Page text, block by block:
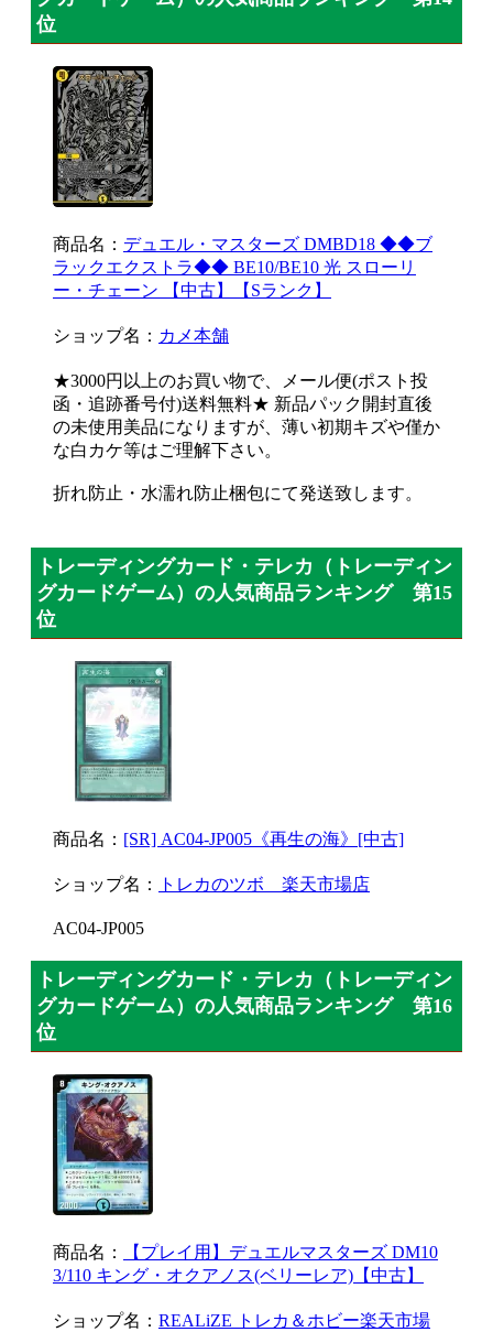
位
商品名： デュエル・マスターズ DMBD18 ◆◆ブ
ラックエクストラ◆◆ BE10/BE10 光 スローリ
ー・チェーン 【中古】【Sランク】
ショップ名： カメ本舗
★3000円以上のお買い物で、メール便(ポスト投
函・追跡番号付)送料無料★ 新品パック開封直後
の未使用美品になりますが、薄い初期キズや僅か
な白カケ等はご理解下さい。
折れ防止・水濡れ防止梱包にて発送致します。
トレーディングカード・テレカ（トレーディン
グカードゲーム）の人気商品ランキング 第15
位
商品名： [SR] AC04-JP005《再生の海》[中古]
ショップ名： トレカのツボ 楽天市場店
AC04-JP005
トレーディングカード・テレカ（トレーディン
グカードゲーム）の人気商品ランキング 第16
位
商品名：
【プレイ用】デュエルマスターズ DM10
3/110 キング・オクアノス(ベリーレア)【中古】
ショップ名： REALiZE トレカ＆ホビー楽天市場